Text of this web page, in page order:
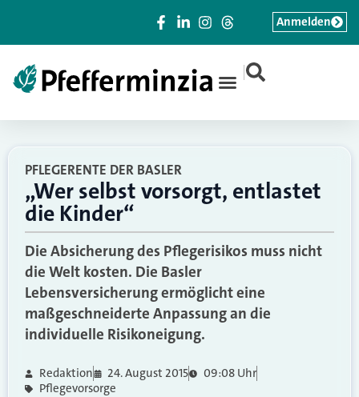
|
Anmelden
PFLEGERENTE DER BASLER
„Wer selbst vorsorgt, entlastet
die Kinder“
Die Absicherung des Pflegerisikos muss nicht
die Welt kosten. Die Basler
Lebensversicherung ermöglicht eine
maßgeschneiderte Anpassung an die
individuelle Risikoneigung.
Redaktion 24. August 2015
09:08 Uhr
Pflegevorsorge